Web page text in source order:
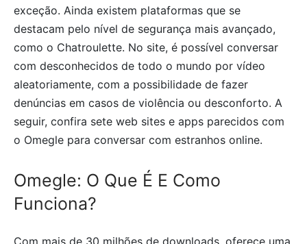
exceção. Ainda existem plataformas que se
destacam pelo nível de segurança mais avançado,
como o Chatroulette. No site, é possível conversar
com desconhecidos de todo o mundo por vídeo
aleatoriamente, com a possibilidade de fazer
denúncias em casos de violência ou desconforto. A
seguir, confira sete web sites e apps parecidos com
o Omegle para conversar com estranhos online.
Omegle: O Que É E Como
Funciona?
Com mais de 30 milhões de downloads, oferece uma